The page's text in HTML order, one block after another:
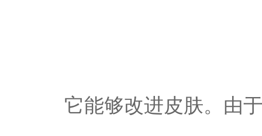
它能够改进皮肤。由